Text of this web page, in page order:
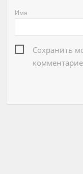
Имя
Сохранить